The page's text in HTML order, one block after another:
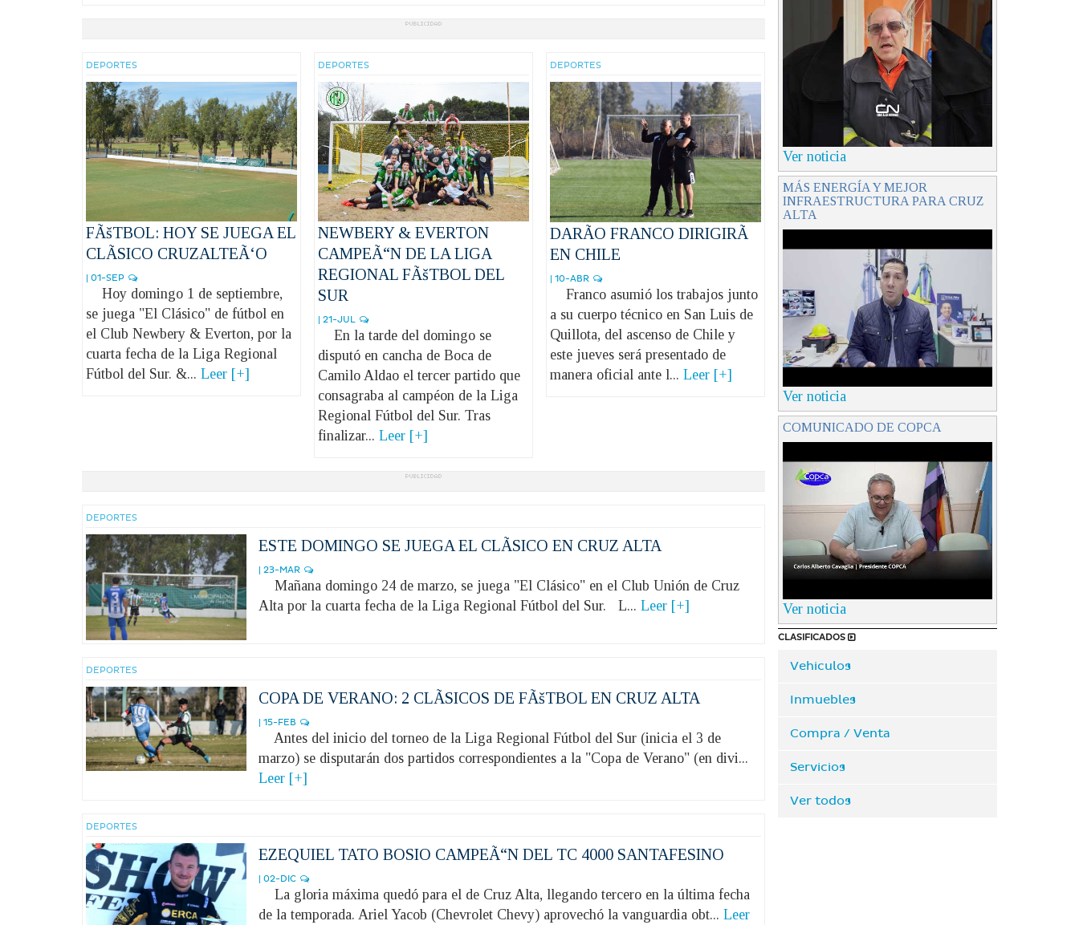
DEPORTES
FÃšTBOL: HOY SE JUEGA EL
CLÃSICO CRUZALTEÃ‘O
| 01-SEP
Hoy domingo 1 de septiembre,
se juega "El Clásico" de fútbol en
el Club Newbery & Everton, por la
cuarta fecha de la Liga Regional
Fútbol del Sur. &... Leer [+]
DEPORTES
NEWBERY & EVERTON
CAMPEÃ“N DE LA LIGA
REGIONAL FÃšTBOL DEL
SUR
| 21-JUL
En la tarde del domingo se
disputó en cancha de Boca de
Camilo Aldao el tercer partido que
consagraba al campéon de la Liga
Regional Fútbol del Sur. Tras
finalizar... Leer [+]
DEPORTES
DARÃO FRANCO DIRIGIRÃ
EN CHILE
| 10-ABR
Franco asumió los trabajos junto
a su cuerpo técnico en San Luis de
Quillota, del ascenso de Chile y
este jueves será presentado de
manera oficial ante l... Leer [+]
DEPORTES
ESTE DOMINGO SE JUEGA EL CLÃSICO EN CRUZ ALTA
| 23-MAR
Mañana domingo 24 de marzo, se juega "El Clásico" en el Club Unión de Cruz
Alta por la cuarta fecha de la Liga Regional Fútbol del Sur. L... Leer [+]
DEPORTES
COPA DE VERANO: 2 CLÃSICOS DE FÃšTBOL EN CRUZ ALTA
| 15-FEB
Antes del inicio del torneo de la Liga Regional Fútbol del Sur (inicia el 3 de
marzo) se disputarán dos partidos correspondientes a la "Copa de Verano" (en divi...
Leer [+]
DEPORTES
EZEQUIEL TATO BOSIO CAMPEÃ“N DEL TC 4000 SANTAFESINO
| 02-DIC
La gloria máxima quedó para el de Cruz Alta, llegando tercero en la última fecha
de la temporada. Ariel Yacob (Chevrolet Chevy) aprovechó la vanguardia obt... Leer
Ver noticia
MÁS ENERGÍA Y MEJOR
INFRAESTRUCTURA PARA CRUZ
ALTA
Ver noticia
COMUNICADO DE COPCA
Ver noticia
CLASIFICADOS
Vehiculos
Inmuebles
Compra / Venta
Servicios
Ver todos